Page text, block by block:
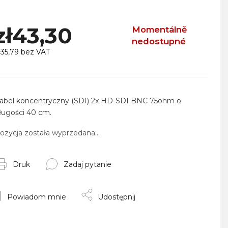
Momentálně
nedostupné
bez VAT
została wyprzedana…
koncentryczny (SDI) 2x HD-SDI BNC 75ohm o
40 cm.
Druk Zadaj pytanie
Powiadom mnie Udostępnij